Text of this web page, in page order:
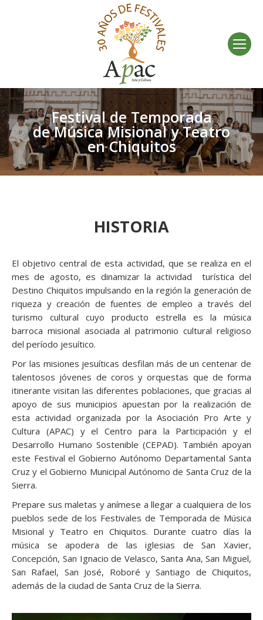
Festival de Temporada
de Música Misional y Teatro
en Chiquitos
HISTORIA
El objetivo central de esta actividad, que se realiza en el
mes de agosto, es dinamizar la actividad turística del
Destino Chiquitos impulsando en la región la generación de
riqueza y creación de fuentes de empleo a través del
turismo cultural cuyo producto estrella es la música
barroca misional asociada al patrimonio cultural religioso
del período jesuítico.
Por las misiones jesuíticas desfilan más de un centenar de
talentosos jóvenes de coros y orquestas que de forma
itinerante visitan las diferentes poblaciones, que gracias al
apoyo de sus municipios apuestan por la realización de
esta actividad organizada por la Asociación Pro Arte y
Cultura (APAC) y el Centro para la Participación y el
Desarrollo Humano Sostenible (CEPAD). También apoyan
este Festival el Gobierno Autónomo Departamental Santa
Cruz y el Gobierno Municipal Autónomo de Santa Cruz de la
Sierra.
Prepare sus maletas y anímese a llegar a cualquiera de los
pueblos sede de los Festivales de Temporada de Música
Misional y Teatro en Chiquitos. Durante cuatro días la
música se apodera de las iglesias de San Xavier,
Concepción, San Ignacio de Velasco, Santa Ana, San Miguel,
San Rafael, San José, Roboré y Santiago de Chiquitos,
además de la ciudad de Santa Cruz de la Sierra.